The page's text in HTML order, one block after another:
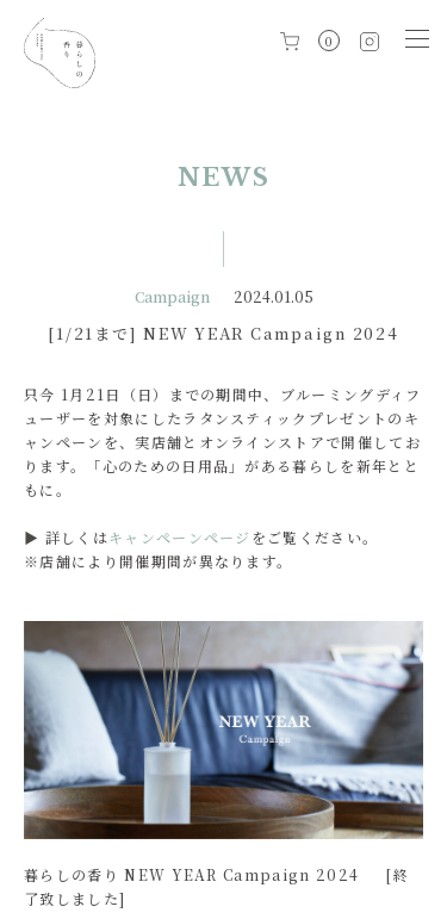
0
NEWS
Campaign 2024.01.05
[1/21まで] NEW YEAR Campaign 2024
只今 1月21日（日）までの期間中、ブルーミングディフ
ューザーを対象にしたラタンスティックプレゼントのキ
ャンペーンを、実店舗とオンラインストアで開催してお
ります。「心のための日用品」がある暮らしを新年とと
もに。
▶ 詳しくはキャンペーンページ をご覧ください。
※店舗により開催期間が異なります。
暮らしの香り NEW YEAR Campaign 2024 [終
了致しました]